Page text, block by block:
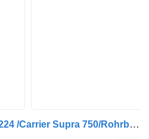
Mercedes-Benz Atego 1224 /Carrier Supra 750/Rohrbahnen/Euro5